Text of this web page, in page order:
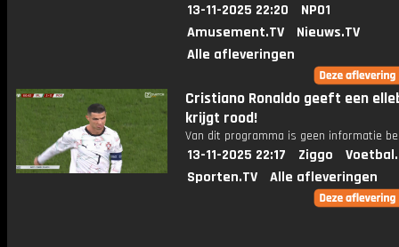
13-11-2025 22:20
NPO1
Amusement.TV
Nieuws.TV
Alle afleveringen
Cristiano Ronaldo geeft een
krijgt rood!
Van dit programma is geen informatie
13-11-2025 22:17 Ziggo
Sporten.TV
Alle afleveringen